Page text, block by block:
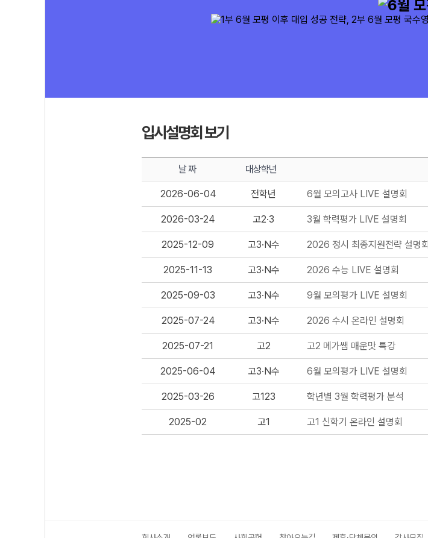
입시설명회 보기
날 짜 대상학년
2026-06-04 전학년 6월 모의고사 LIVE 설명회
2026-03-24 고2·3 3월 학력평가 LIVE 설명회
2025-12-09 고3·N수 2026 정시 최종지원전략 설명회
2025-11-13 고3·N수 2026 수능 LIVE 설명회
2025-09-03 고3·N수 9월 모의평가 LIVE 설명회
2025-07-24 고3·N수 2026 수시 온라인 설명회
2025-07-21 고2 고2 메가쌤 매운맛 특강
2025-06-04 고3·N수 6월 모의평가 LIVE 설명회
2025-03-26 고123 학년별 3월 학력평가 분석
2025-02 고1 고1 신학기 온라인 설명회